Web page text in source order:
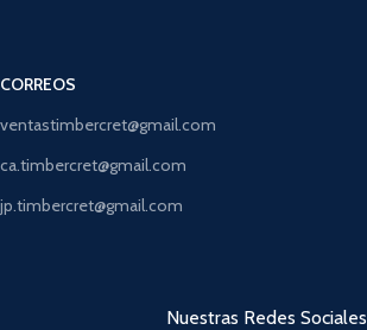
CORREOS
ventastimbercret@gmail.com
ca.timbercret@gmail.com
jp.timbercret@gmail.com
Nuestras Redes Sociales